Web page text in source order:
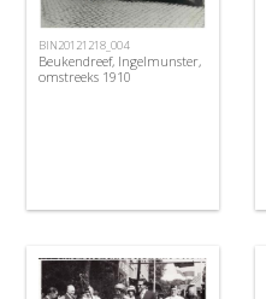
BIN20121218_004
Beukendreef, Ingelmunster,
omstreeks 1910